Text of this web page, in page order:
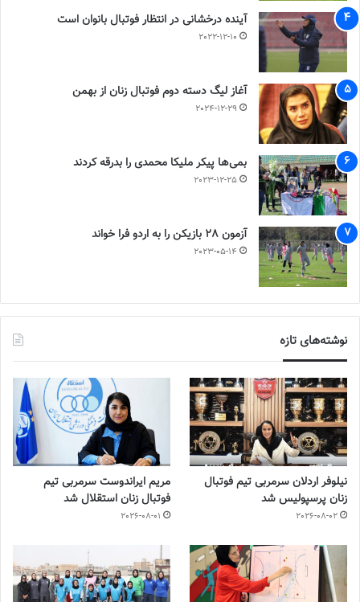
آینده درخشانی در انتظار فوتبال بانوان است
2022-12-10
آغاز لیگ دسته دوم فوتبال زنان از بهمن
2024-12-29
بمی‌ها پیکر ملیکا محمدی را بدرقه کردند
2023-12-25
آزمون 28 بازیکن را به اردو فرا خواند
2023-05-14
نوشته‌های تازه
نیلوفر اردلان سرمربی تیم فوتبال
زنان پرسپولیس شد
2026-08-02
مریم ایراندوست سرمربی تیم
فوتبال زنان استقلال شد
2026-08-01